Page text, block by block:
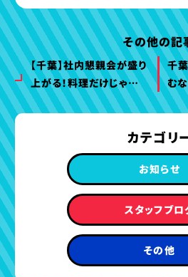
カテゴリ
お知らせ
スタッフブロ
その他
その他の記
【千葉】社内懇親会が盛り
上がる！料理だけじゃな
い『体験型ケータリン
グ』。ライブキッチンや装
千
む
る